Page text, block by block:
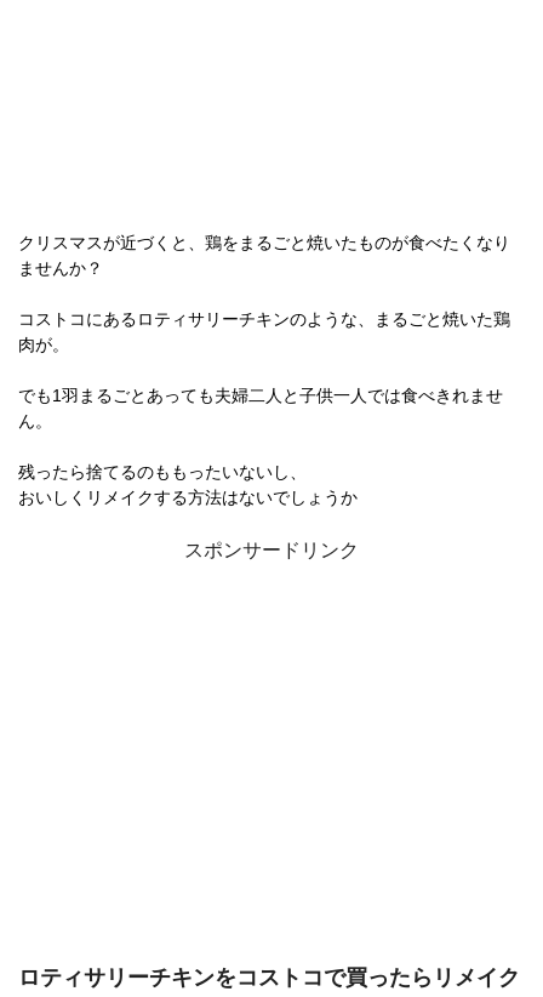
クリスマスが近づくと、鶏をまるごと焼いたものが食べたくなり
ませんか？
コストコにあるロティサリーチキンのような、まるごと焼いた鶏
肉が。
でも1羽まるごとあっても夫婦二人と子供一人では食べきれませ
ん。
残ったら捨てるのももったいないし、
おいしくリメイクする方法はないでしょうか
スポンサードリンク
ロティサリーチキンをコストコで買ったらリメイク